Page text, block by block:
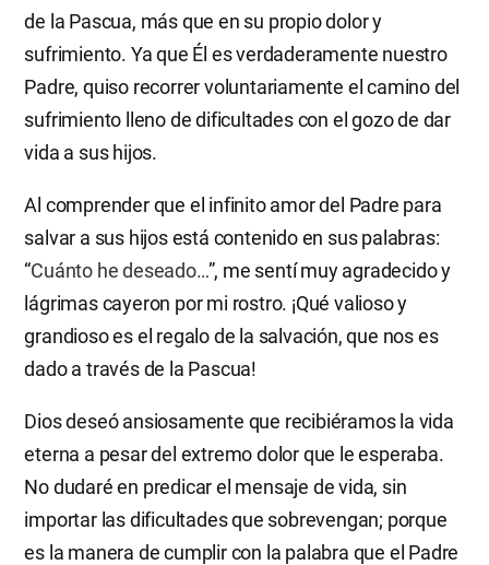
de la Pascua, más que en su propio dolor y
sufrimiento. Ya que Él es verdaderamente nuestro
Padre, quiso recorrer voluntariamente el camino del
sufrimiento lleno de dificultades con el gozo de dar
vida a sus hijos.
Al comprender que el infinito amor del Padre para
salvar a sus hijos está contenido en sus palabras:
“Cuánto he deseado…”, me sentí muy agradecido y
lágrimas cayeron por mi rostro. ¡Qué valioso y
grandioso es el regalo de la salvación, que nos es
dado a través de la Pascua!
Dios deseó ansiosamente que recibiéramos la vida
eterna a pesar del extremo dolor que le esperaba.
No dudaré en predicar el mensaje de vida, sin
importar las dificultades que sobrevengan; porque
es la manera de cumplir con la palabra que el Padre